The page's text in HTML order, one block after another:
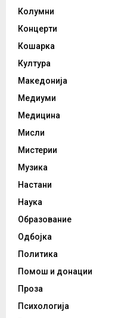
Колумни
Концерти
Кошарка
Култура
Македонија
Медиуми
Медицина
Мисли
Мистерии
Музика
Настани
Наука
Образование
Одбојка
Политика
Помош и донации
Проза
Психологија